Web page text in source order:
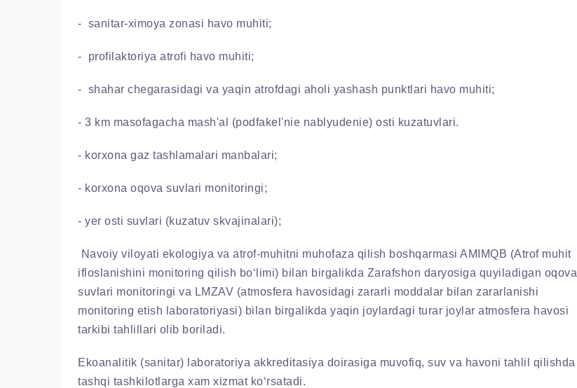
- sanitar-ximoya zonasi havo muhiti;
- profilaktoriya atrofi havo muhiti;
- shahar chegarasidagi va yaqin atrofdagi aholi yashash punktlari havo muhiti;
- 3 km masofagacha mash'al (podfakel'nie nablyudenie) osti kuzatuvlari.
- korxona gaz tashlamalari manbalari;
- korxona oqova suvlari monitoringi;
- yer osti suvlari (kuzatuv skvajinalari);
Navoiy viloyati ekologiya va atrof-muhitni muhofaza qilish boshqarmasi AMIMQB (Atrof muhit
ifloslanishini monitoring qilish bo‘limi) bilan birgalikda Zarafshon daryosiga quyiladigan oqova
suvlari monitoringi va LMZAV (atmosfera havosidagi zararli moddalar bilan zararlanishi
monitoring etish laboratoriyasi) bilan birgalikda yaqin joylardagi turar joylar atmosfera havosi
tarkibi tahlillari olib boriladi.
Ekoanalitik (sanitar) laboratoriya akkreditasiya doirasiga muvofiq, suv va havoni tahlil qilishda
tashqi tashkilotlarga xam xizmat ko‘rsatadi.